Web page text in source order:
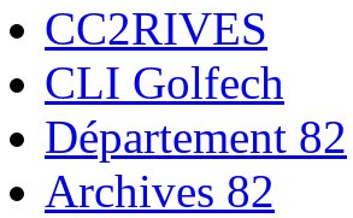
CC2RIVES
CLI Golfech
Département 82
Archives 82